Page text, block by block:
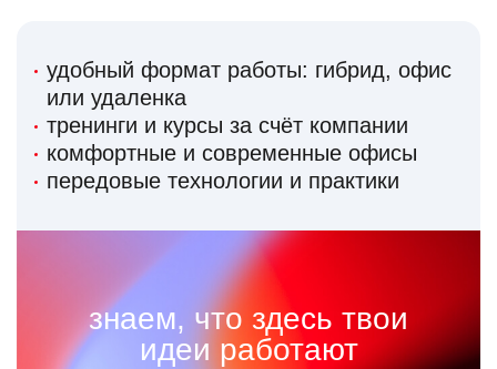
удобный формат работы: гибрид, офис
или удаленка
тренинги и курсы за счёт компании
комфортные и современные офисы
передовые технологии и практики
знаем, что здесь твои
идеи работают